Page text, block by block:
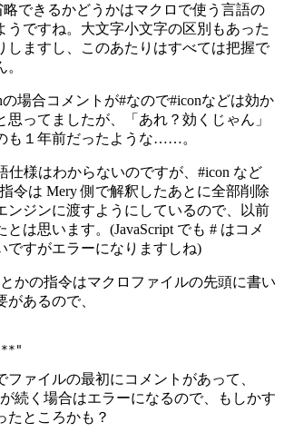
略できるかどうかはマクロで使う言語の
うですね。大文字小文字の区別もあった
しますし、このあたりはすべては把握で
の場合コメントが#なので#iconなどは効か
思ってましたが、「あれ？効くじゃん」
も１年前だったような……。
仕様はわからないのですが、#icon など
令は Mery 側で解釈したあとに全部削除
ンジンに渡すようにしているので、以前
とは思います。(JavaScript でも # はコメ
ですがエラーになりますしね)
かの指令はマクロファイルの先頭に書い
があるので、
ファイルの最初にコメントがあって、
続く場合はエラーになるので、もしかす
たところかも？